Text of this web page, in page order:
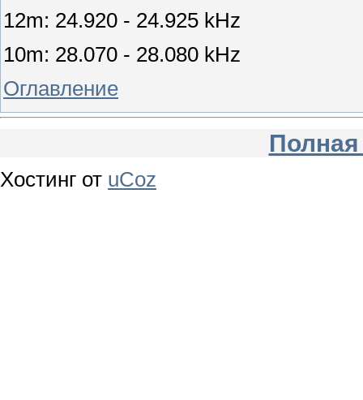
12m: 24.920 - 24.925 kHz
10m: 28.070 - 28.080 kHz
Оглавление
Полная
Хостинг от uCoz